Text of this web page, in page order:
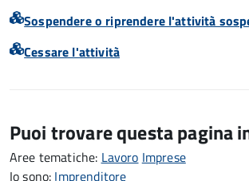
Sospendere o riprendere l'attività
Cessare l'attività
Puoi trovare questa pagina
Aree tematiche: Lavoro Imprese
Io sono: Imprenditore